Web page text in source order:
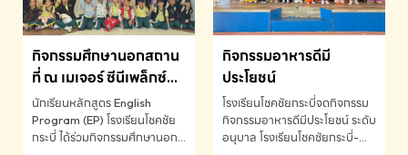
COMPETITION 2026 - ถ้วย
รางวัลรองชนะเลิศอันดับที่ 2
Mental Arithmetic
Competition K2 - ถ้วยรางวัล
รองชนะเลิศอันดับที่ 2 Mental
K2(Grop) โรงเรียนโชคชัยกระบี่-
สอบถามข้อมูลเพิ่มเติม โทร.
075-691910
กิจกรรมศึกษานอกสถาน
ที่ ณ เมเจอร์ ซีนีเพล็กซ์
ระดับประถมศึกษา (EP.1-
6)
นักเรียนหลักสูตร English
Program (EP) โรงเรียนโชคชัย
กระบี่ ได้ร่วมกิจกรรมศึกษานอก
กิจกรรมอาหารดีมี
ประโยชน์
โรงเรียนโชคชัยกระบี่จดกิจกรรม
กิจกรรมอาหารดีมีประโยชน์ ระดับ
อนุบาล โรงเรียนโชคชัยกระบี่-